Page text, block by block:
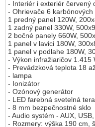
- Interiér i exteriér červený
- Ohrievače 6 karbónových
1 predný panel 120W,
1 zadný panel 330W,
2 bočné panely 660W,
1 panel v lavici 180W,
1 panel v podlahe 180W,
- Výkon infražiaričov 1.415
- Prevádzková teplota 18
- lampa
- Ionizátor
- Ozónový generátor
- LED farebná svetelná
- 8 mm bezpečnostné sklo
- Audio systém - AUX,
- Rozmery: výška 190 cm,